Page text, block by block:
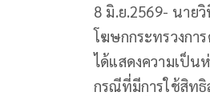
8 มิ.ย.2569- นาย
โฆษกกระทรวงกา
ได้แสดงความเป็น
กรณีที่มีการใช้สิทธิ